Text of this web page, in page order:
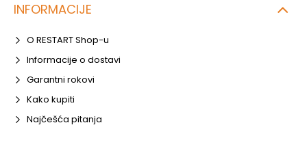
INFORMACIJE
O RESTART Shop-u
Informacije o dostavi
Garantni rokovi
Kako kupiti
Najčešća pitanja